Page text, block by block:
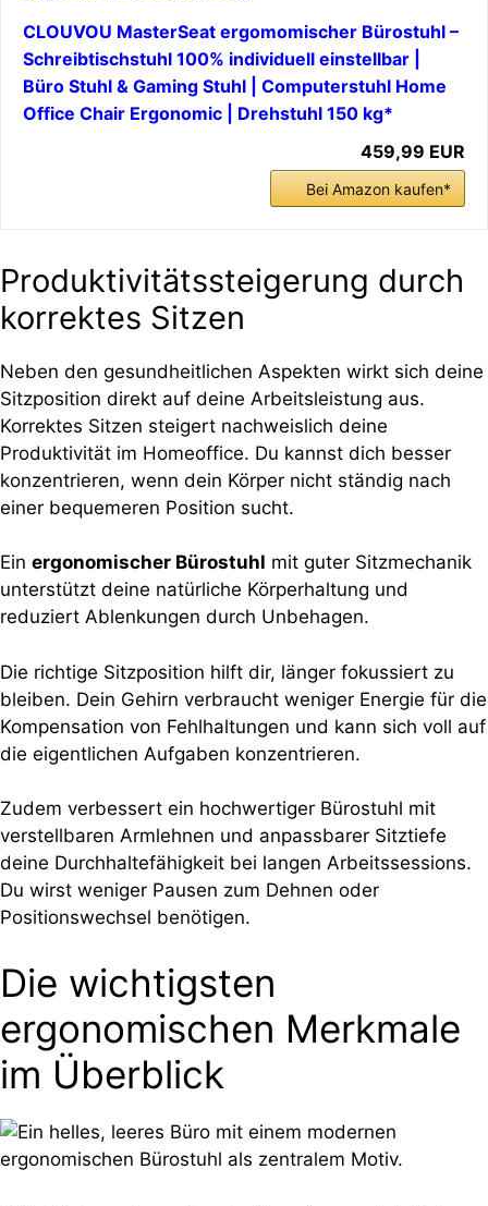
CLOUVOU MasterSeat ergomomischer Bürostuhl –
Schreibtischstuhl 100% individuell einstellbar |
Büro Stuhl & Gaming Stuhl | Computerstuhl Home
Office Chair Ergonomic | Drehstuhl 150 kg*
459,99 EUR
Bei Amazon kaufen*
Produktivitätssteigerung durch
korrektes Sitzen
Neben den gesundheitlichen Aspekten wirkt sich deine
Sitzposition direkt auf deine Arbeitsleistung aus.
Korrektes Sitzen steigert nachweislich deine
Produktivität im Homeoffice. Du kannst dich besser
konzentrieren, wenn dein Körper nicht ständig nach
einer bequemeren Position sucht.
Ein ergonomischer Bürostuhl mit guter Sitzmechanik
unterstützt deine natürliche Körperhaltung und
reduziert Ablenkungen durch Unbehagen.
Die richtige Sitzposition hilft dir, länger fokussiert zu
bleiben. Dein Gehirn verbraucht weniger Energie für die
Kompensation von Fehlhaltungen und kann sich voll auf
die eigentlichen Aufgaben konzentrieren.
Zudem verbessert ein hochwertiger Bürostuhl mit
verstellbaren Armlehnen und anpassbarer Sitztiefe
deine Durchhaltefähigkeit bei langen Arbeitssessions.
Du wirst weniger Pausen zum Dehnen oder
Positionswechsel benötigen.
Die wichtigsten
ergonomischen Merkmale
im Überblick